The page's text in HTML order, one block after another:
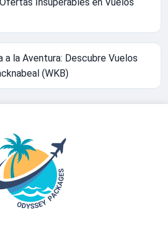
Insuperables en Vuelos
a la Aventura: Descubre Vuelos
(WKB)